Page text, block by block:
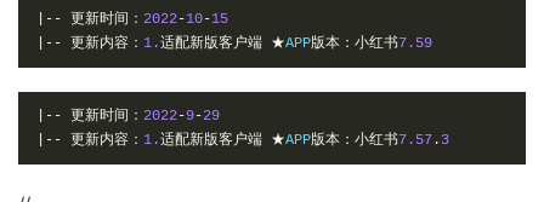
|-- 更新时间： 2022-10-15
|--
更新内容： 1.适配新版客户端 ★APP版本：小红书7.59
|-- 更新时间： 2022-9-29
|--
更新内容： 1.适配新版客户端 ★APP版本：小红书7.57 . 3